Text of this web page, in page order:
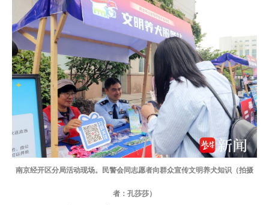
南京经开区分局活动现场。民警会同志愿者向群众宣传文明养犬知识（拍摄
者：孔莎莎）